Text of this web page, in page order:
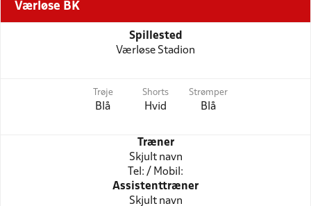
Værløse BK
Spillested
Værløse Stadion
Trøje
Blå
Shorts
Hvid
Strømper
Blå
Træner
Skjult navn
Tel: / Mobil:
Assistenttræner
Skjult navn